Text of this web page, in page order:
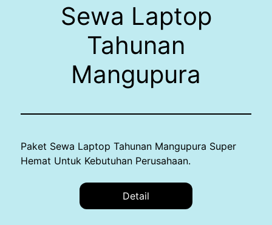
Sewa Laptop
Tahunan
Mangupura
Paket Sewa Laptop Tahunan Mangupura Super
Hemat Untuk Kebutuhan Perusahaan.
Detail